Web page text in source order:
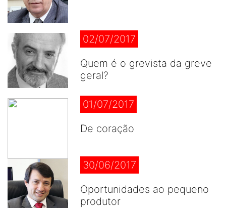
02/07/2017
Quem é o grevista da greve
geral?
01/07/2017
De coração
30/06/2017
Oportunidades ao pequeno
produtor